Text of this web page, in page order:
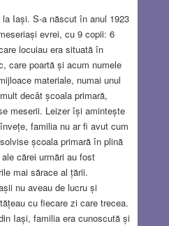
Iași. S-a născut în anul 1923
evrei, cu 9 copii: 6
locuiau era situată în
care poartă și acum numele
materiale, numai unul
decât școala primară,
meserii. Leizer își amintește
familia nu ar fi avut cum
școala primară în plină
cărei urmări au fost
mai sărace al țării.
nu aveau de lucru și
cu fiecare zi care trecea.
Iași, familia era cunoscută și